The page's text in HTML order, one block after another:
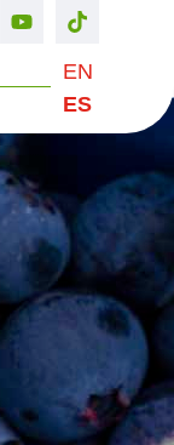
EN
ES